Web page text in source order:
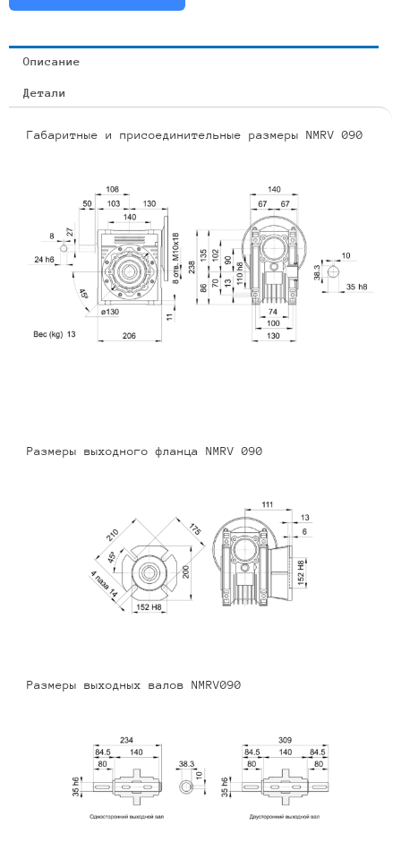
Описание
Детали
Габаритные и присоединительные размеры NMRV 090
Размеры выходного фланца NMRV 090
Размеры выходных валов NMRV090